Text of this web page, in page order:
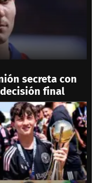
secreta con
final